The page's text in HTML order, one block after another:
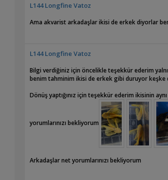
santimdi aşağı yukarı iki aylık falan olmalı on
biliyorum inşallah öyledirler aksi taktirde bu
L144 Longfine Vatoz
Ama akvarist arkadaşlar ikisi de erkek diyorlar
L144 Longfine Vatoz
Bilgi verdiğiniz için öncelikle teşekkür ederim
benim tahminim ikisi de erkek gibi duruyor
Dönüş yaptığınız için teşekkür ederim ikisinin
yorumlarınızı bekliyorum
Arkadaşlar net yorumlarınızı bekliyorum